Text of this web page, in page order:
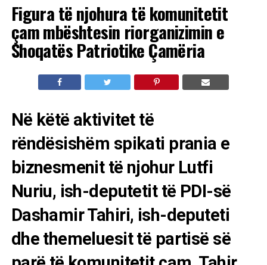
Figura të njohura të komunitetit
çam mbështesin riorganizimin e
Shoqatës Patriotike Çamëria
Në këtë aktivitet të
rëndësishëm spikati prania e
biznesmenit të njohur Lutfi
Nuriu, ish-deputetit të PDI-së
Dashamir Tahiri, ish-deputeti
dhe themeluesit të partisë së